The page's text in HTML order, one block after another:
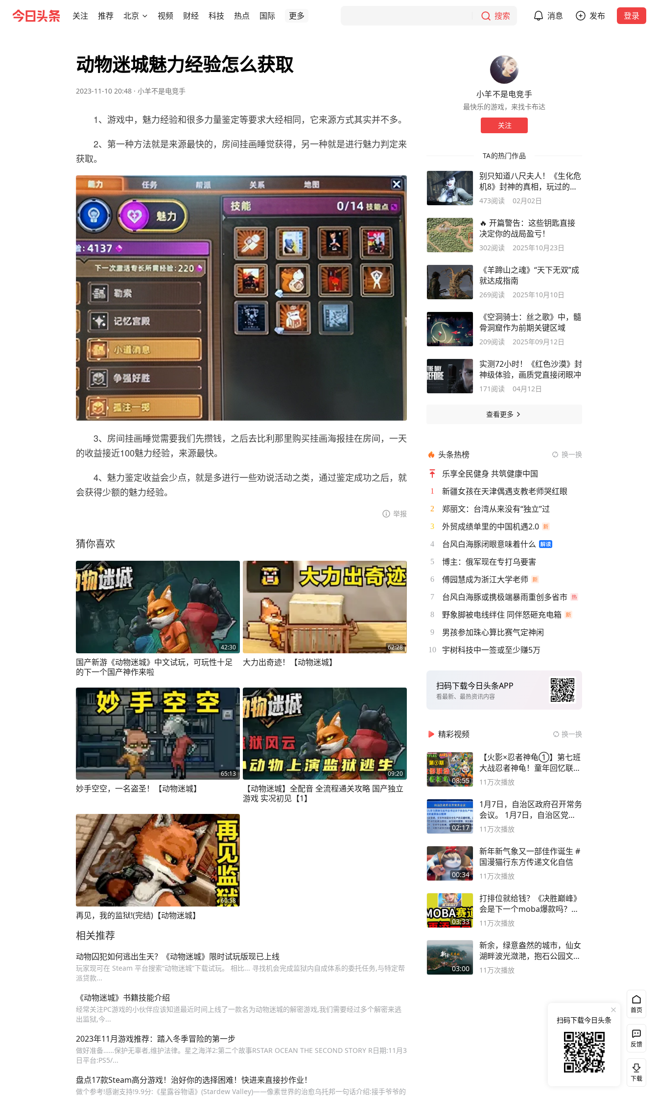
关注 推荐 北京 视频 财经 科技 热点 国际 更多 搜索 消息 发布 登录
动物迷城魅力经验怎么获取
2023-11-10 20:48 · 小羊不是电竞手
1、游戏中，魅力经验和很多力量鉴定等要求大经相同，它来源方式其实并不多。
2、第一种方法就是来源最快的，房间挂画睡觉获得，另一种就是进行魅力判定来
获取。
3、房间挂画睡觉需要我们先攒钱，之后去比利那里购买挂画海报挂在房间，一天
的收益接近100魅力经验，来源最快。
4、魅力鉴定收益会少点，就是多进行一些劝说活动之类，通过鉴定成功之后，就
会获得少额的魅力经验。
举报
猜你喜欢
42:30
国产新游《动物迷城》中文试玩，可玩性十足
的下一个国产神作来啦
62:28
大力出奇迹！【动物迷城】
65:13
妙手空空，一名盗圣！【动物迷城】
09:20
【动物迷城】全配音 全流程通关攻略 国产独立
游戏 实况初见【1】
60:58
再见，我的监狱!(完结)【动物迷城】
相关推荐
动物囚犯如何逃出生天？《动物迷城》限时试玩版现已上线
玩家现可在 Steam 平台搜索“动物迷城”下载试玩。 相比... 寻找机会完成监狱内自成体系的委托任务,与特定帮
派贷款...
《动物迷城》书籍技能介绍
经常关注PC游戏的小伙伴应该知道最近时间上线了一款名为动物迷城的解密游戏,我们需要经过多个解密来逃
出监狱,今...
2023年11月游戏推荐：踏入冬季冒险的第一步
做好准备……保护无辜者,维护法律。星之海洋2:第二个故事RSTAR OCEAN THE SECOND STORY R日期:11月3
日平台:PS5/...
盘点17款Steam高分游戏！治好你的选择困难！快进来直接抄作业！
做个参考!感谢支持!9.9分:《星露谷物语》(Stardew Valley)——像素世界的治愈乌托邦一句话介绍:接手爷爷的
小羊不是电竞手
最快乐的游戏，来找卡布达
关注
TA的热门作品
别只知道八尺夫人！《生化危
机8》封神的真相，玩过的都
破防了
473阅读 02月02日
🔥 开篇警告：这些钥匙直接
决定你的战局盈亏！
302阅读 2025年10月23日
《羊蹄山之魂》“天下无双”成
就达成指南
269阅读 2025年10月10日
《空洞骑士：丝之歌》中，髓
骨洞窟作为前期关键区域
209阅读 2025年09月12日
实测72小时！《红色沙漠》封
神级体验，画质党直接闭眼冲
171 阅读 04月12日
查看更多
头条热榜 换一换
乐享全民健身 共筑健康中国
1 新疆女孩在天津偶遇支教老师哭红眼
2 郑丽文：台湾从来没有“独立”过
3 外贸成绩单里的中国机遇2.0
4 台风白海豚闭眼意味着什么
5 博主：俄军现在专打乌要害
6 傅园慧成为浙江大学老师
7 台风白海豚或携极端暴雨重创多省市
8 野象脚被电线绊住 同伴怒砸充电箱
9 男孩参加珠心算比赛气定神闲
10 宇树科技中一签或至少赚5万
扫码下载今日头条APP
看最新、最热资讯内容
精彩视频 换一换
08:55
【火影×忍者神龟①】第七班
大战忍者神龟！童年回忆联动
论武？
11万次播放
02:17
1月7日，自治区政府召开常务
会议。 1月7日，自治区党委
副书记
11万次播放
00:34
新年新气象又一部佳作诞生 #
国漫猫行东方传递文化自信
11万次播放
03:33
打排位就给钱？《决胜巅峰》
会是下一个moba爆款吗？#
决胜巅峰
11万次播放
03:00
新余，绿意盎然的城市，仙女
湖畔波光潋滟，抱石公园文化
深邃……
11万次播放
首页
反馈
下载
扫码下载今日头条